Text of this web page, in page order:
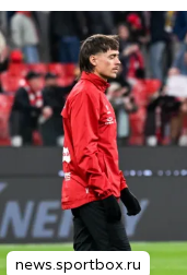
news.sportbox.ru